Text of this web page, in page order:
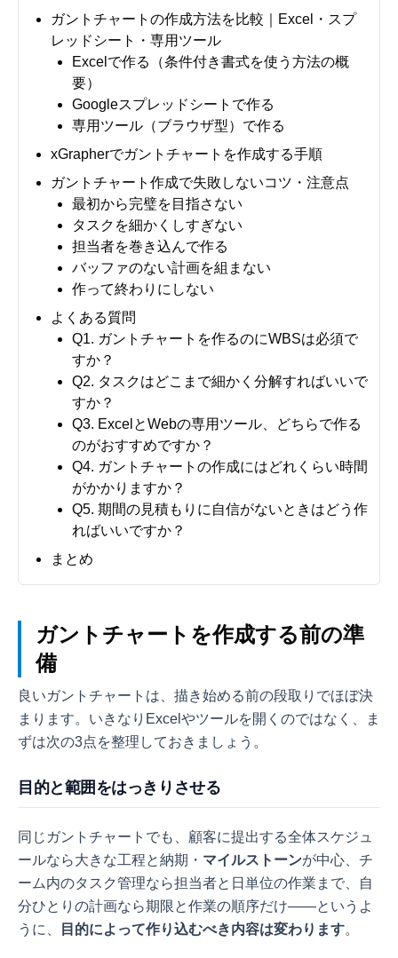
ガントチャートの作成方法を比較｜Excel・スプ
レッドシート・専用ツール
Excelで作る（条件付き書式を使う方法の概
要）
Googleスプレッドシートで作る
専用ツール（ブラウザ型）で作る
xGrapherでガントチャートを作成する手順
ガントチャート作成で失敗しないコツ・注意点
最初から完璧を目指さない
タスクを細かくしすぎない
担当者を巻き込んで作る
バッファのない計画を組まない
作って終わりにしない
よくある質問
Q1. ガントチャートを作るのにWBSは必須で
すか？
Q2. タスクはどこまで細かく分解すればいいで
すか？
Q3. ExcelとWebの専用ツール、どちらで作る
のがおすすめですか？
Q4. ガントチャートの作成にはどれくらい時間
がかかりますか？
Q5. 期間の見積もりに自信がないときはどう作
ればいいですか？
まとめ
ガントチャートを作成する前の準
備
良いガントチャートは、描き始める前の段取りでほぼ決
まります。いきなりExcelやツールを開くのではなく、ま
ずは次の3点を整理しておきましょう。
目的と範囲をはっきりさせる
同じガントチャートでも、顧客に提出する全体スケジュ
ールなら大きな工程と納期・ マイルストーンが中心、チ
ーム内のタスク管理なら担当者と日単位の作業まで、自
分ひとりの計画なら期限と作業の順序だけ——というよ
うに、
目的によって作り込むべき内容は変わります。